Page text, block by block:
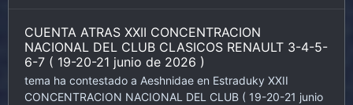
CUENTA ATRAS XXII CONCENTRACION
NACIONAL DEL CLUB CLASICOS RENAULT 3-4-5-
6-7 ( 19-20-21 junio de 2026 )
tema ha contestado a Aeshnidae en Estraduky XXII
CONCENTRACION NACIONAL DEL CLUB ( 19-20-21 junio